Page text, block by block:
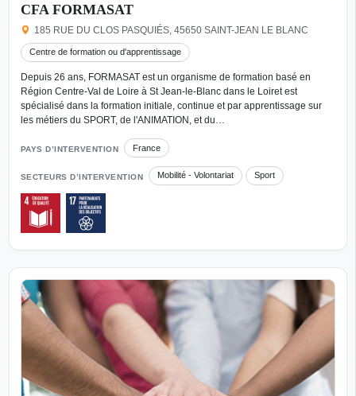
CFA FORMASAT
185 RUE DU CLOS PASQUIÉS, 45650 SAINT-JEAN LE BLANC
Centre de formation ou d'apprentissage
Depuis 26 ans, FORMASAT est un organisme de formation basé en
Région Centre-Val de Loire à St Jean-le-Blanc dans le Loiret est
spécialisé dans la formation initiale, continue et par apprentissage sur
les métiers du SPORT, de l'ANIMATION, et du…
PAYS D’INTERVENTION France
SECTEURS D’INTERVENTION Mobilité - Volontariat Sport